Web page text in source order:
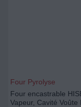
Four Pyrolyse
Four encastrable
Vapeur, Cavité Voûte